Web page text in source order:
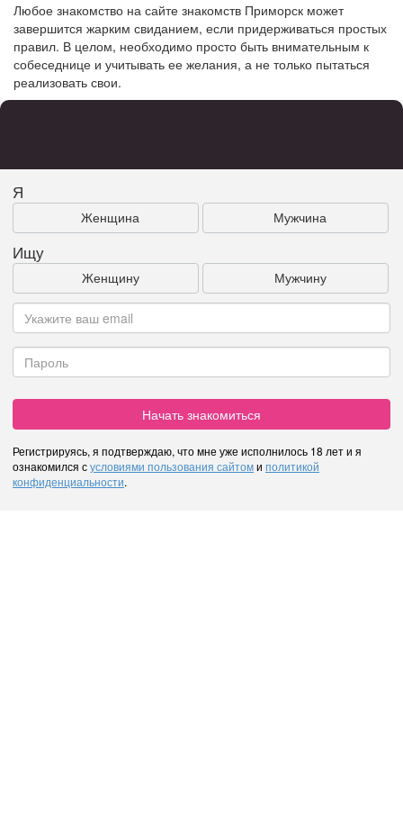
Любое знакомство на сайте знакомств Приморск может
завершится жарким свиданием, если придерживаться простых
правил. В целом, необходимо просто быть внимательным к
собеседнице и учитывать ее желания, а не только пытаться
реализовать свои.
Я
Женщина Мужчина
Ищу
Женщину Мужчину
Начать знакомиться
Регистрируясь, я подтверждаю, что мне уже исполнилось 18 лет и я
ознакомился сусловиями пользования сайтоми политикой
конфиденциальности.